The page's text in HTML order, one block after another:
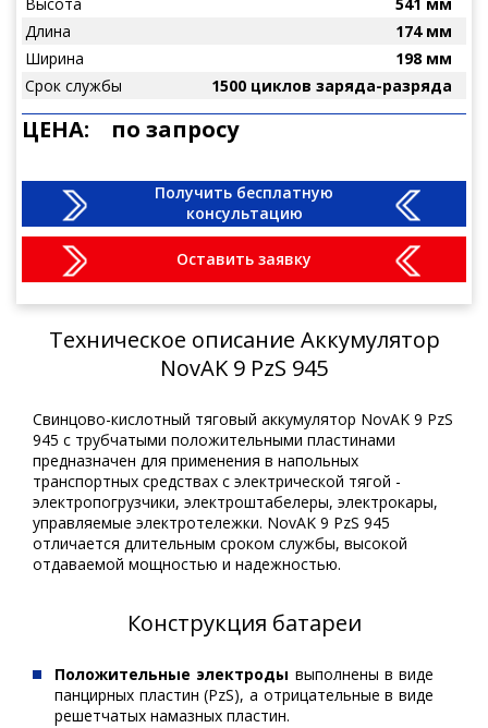
Длина
174 мм
Ширина
198 мм
Срок службы
1500 циклов заряда-разряда
ЦЕНА: по запросу
Получить бесплатную
консультацию
Оставить заявку
Техническое описание Аккумулятор
NovAK 9 PzS 945
Свинцово-кислотный тяговый аккумулятор NovAK 9 PzS
945 с трубчатыми положительными пластинами
предназначен для применения в напольных
транспортных средствах с электрической тягой -
электропогрузчики, электроштабелеры, электрокары,
управляемые электротележки. NovAK 9 PzS 945
отличается длительным сроком службы, высокой
отдаваемой мощностью и надежностью.
Конструкция батареи
Положительные электроды выполнены в виде
панцирных пластин (PzS), а отрицательные в виде
решетчатых намазных пластин.